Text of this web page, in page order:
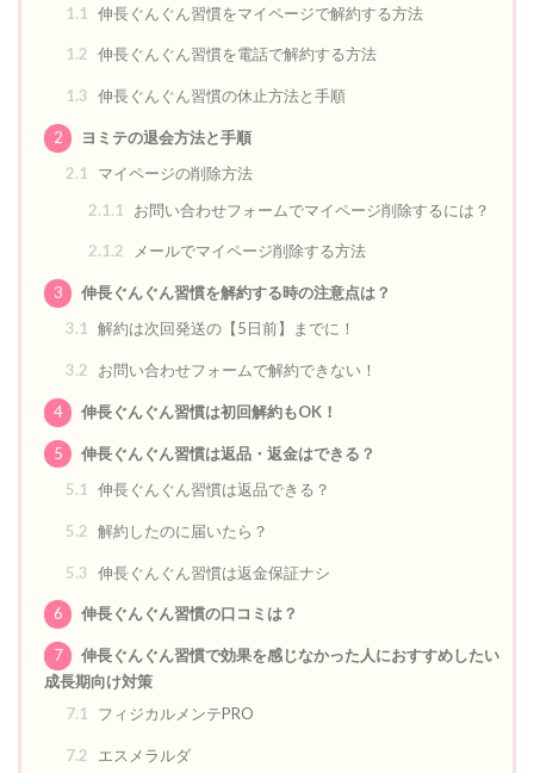
1.1
伸長ぐんぐん習慣をマイページで解約する方法
1.2 伸長ぐんぐん習慣を電話で解約する方法
1.3 伸長ぐんぐん習慣の休止方法と手順
2
ヨミテの退会方法と手順
2.1
マイページの削除方法
2.1.1
お問い合わせフォームでマイページ削除するには？
2.1.2 メールでマイページ削除する方法
3
伸長ぐんぐん習慣を解約する時の注意点は？
3.1 解約は次回発送の【5日前】までに！
3.2 お問い合わせフォームで解約できない！
4 伸長ぐんぐん習慣は初回解約もOK！
5
伸長ぐんぐん習慣は返品・返金はできる？
5.1
伸長ぐんぐん習慣は返品できる？
5.2 解約したのに届いたら？
5.3 伸長ぐんぐん習慣は返金保証ナシ
6 伸長ぐんぐん習慣の口コミは？
7
伸長ぐんぐん習慣で効果を感じなかった人におすすめしたい
成長期向け対策
7.1
フィジカルメンテPRO
7.2 エスメラルダ